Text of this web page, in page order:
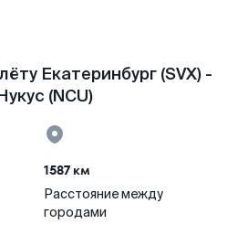
Екатеринбург (SVX) -
(NCU)
1587 км
Расстояние между
городами